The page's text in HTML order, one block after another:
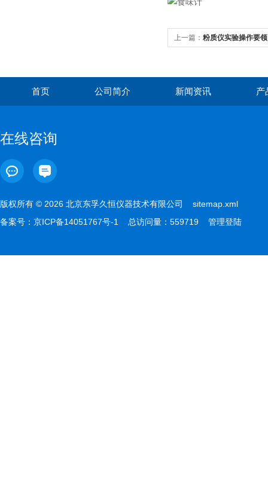
上一篇： 粉质仪实验操作要领
首页 公司简介 新闻资讯 产
在线咨询
版权所有 © 2026 北京东孚久恒仪器技术有限公司 sitemap.xml
备案号： 京ICP备14051767号-1 总访问量：559719 管理登陆